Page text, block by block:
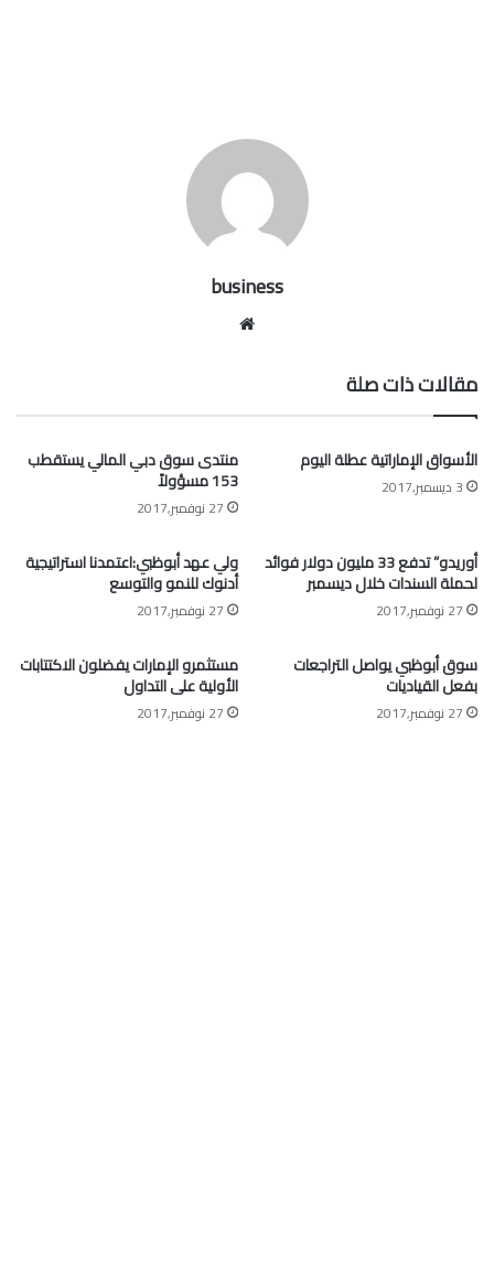
business
مقالات ذات صلة
الأسواق الإماراتية عطلة اليوم
3 ديسمبر,2017
منتدى سوق دبي المالي يستقطب
153 مسؤولاً
27 نوفمبر,2017
أوريدو” تدفع 33 مليون دولار فوائد
لحملة السندات خلال ديسمبر
27 نوفمبر,2017
ولي عهد أبوظبي:اعتمدنا استراتيجية
أدنوك للنمو والتوسع
27 نوفمبر,2017
سوق أبوظبي يواصل التراجعات
بفعل القياديات
27 نوفمبر,2017
مستثمرو الإمارات يفضلون الاكتتابات
الأولية على التداول
27 نوفمبر,2017